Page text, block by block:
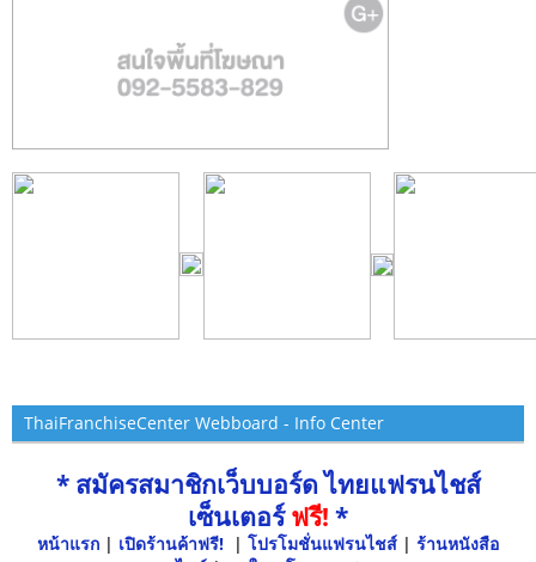
ThaiFranchiseCenter Webboard - Info Center
* สมัครสมาชิกเว็บบอร์ด ไทยแฟรนไชส์
เซ็นเตอร์ฟรี! *
หน้าแรก | เปิดร้านค้าฟรี! | โปรโมชั่นแฟรนไชส์ | ร้านหนังสือ